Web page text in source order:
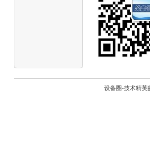
设备圈-技术精英